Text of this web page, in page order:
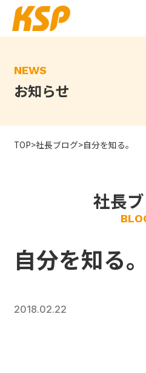
Skip
the
content
NEWS
お知らせ
TOP>社長ブログ>自分を知る。
社長
自分を知る。
2018.02.22